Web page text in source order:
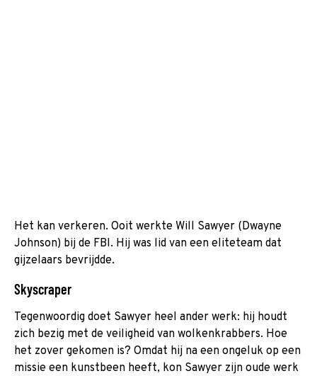
Het kan verkeren. Ooit werkte Will Sawyer (Dwayne
Johnson) bij de FBI. Hij was lid van een eliteteam dat
gijzelaars bevrijdde.
Skyscraper
Tegenwoordig doet Sawyer heel ander werk: hij houdt
zich bezig met de veiligheid van wolkenkrabbers. Hoe
het zover gekomen is? Omdat hij na een ongeluk op een
missie een kunstbeen heeft, kon Sawyer zijn oude werk